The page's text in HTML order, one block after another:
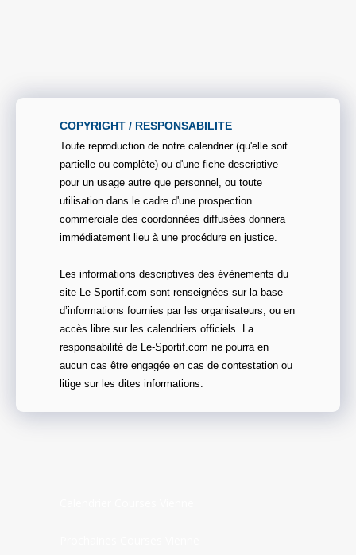
COPYRIGHT / RESPONSABILITE
Toute reproduction de notre calendrier (qu'elle soit
partielle ou complète) ou d'une fiche descriptive
pour un usage autre que personnel, ou toute
utilisation dans le cadre d'une prospection
commerciale des coordonnées diffusées donnera
immédiatement lieu à une procédure en justice.
Les informations descriptives des évènements du
site Le-Sportif.com sont renseignées sur la base
d’informations fournies par les organisateurs, ou en
accès libre sur les calendriers officiels. La
responsabilité de Le-Sportif.com ne pourra en
aucun cas être engagée en cas de contestation ou
litige sur les dites informations.